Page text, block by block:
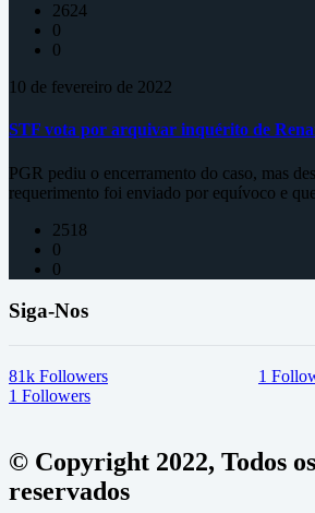
2624
0
0
10 de fevereiro de 2022
STF vota por arquivar inquérito de
PGR pediu o encerramento do caso, mas
requerimento foi enviado por equívoco e que
2518
0
0
Siga-Nos
81k Followers 1
1 Followers
© Copyright 2022, Todos
reservados